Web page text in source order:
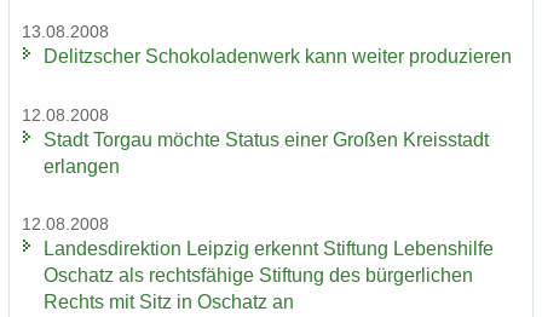
13.08.2008
De­litz­scher Scho­ko­la­den­werk kann wei­ter pro­du­zie­ren
12.08.2008
Stadt Tor­gau möch­te Sta­tus einer Gro­ßen Kreis­stadt
er­lan­gen
12.08.2008
Lan­des­di­rek­ti­on Leip­zig er­kennt Stif­tung Le­bens­hil­fe
Oschatz als rechts­fä­hi­ge Stif­tung des bür­ger­li­chen
Rechts mit Sitz in Oschatz an